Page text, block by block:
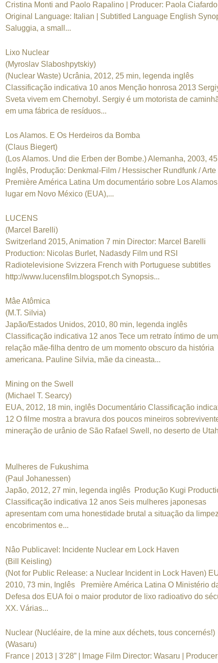
Cristina Monti and Paolo Rapalino | Producer: Paola
Original Language: Italian | Subtitled Language English
Saluggia, a small...
Lixo Nuclear
(Myroslav Slaboshpytskiy)
(Nuclear Waste) Ucrânia, 2012, 25 min, legenda inglês
Classificação indicativa 10 anos Menção honrosa 2013
Sveta vivem em Chernobyl. Sergiy é um motorista de
em uma fábrica de resíduos...
Los Alamos. E Os Herdeiros da Bomba
(Claus Biegert)
(Los Alamos. Und die Erben der Bombe.) Alemanha, 2003,
Inglês, Produção: Denkmal-Film / Hessischer Rundfunk / Arte
Première América Latina Um documentário sobre Los
lugar em Novo México (EUA),...
LUCENS
(Marcel Barelli)
Switzerland 2015, Animation 7 min Director: Marcel Barelli
Production: Nicolas Burlet, Nadasdy Film und RSI
Radiotelevisione Svizzera French with Portuguese subtitles
http://www.lucensfilm.blogspot.ch Synopsis...
Mâe Atômica
(M.T. Silvia)
Japão/Estados Unidos, 2010, 80 min, legenda inglês
Classificação indicativa 12 anos Tece um retrato íntimo de
relação mãe-filha dentro de um momento obscuro da história
americana. Pauline Silvia, mãe da cineasta...
Mining on the Swell
(Michael T. Searcy)
EUA, 2012, 18 min, inglês Documentário Classificação
12 O filme mostra a bravura dos poucos mineiros
mineração de urânio de São Rafael Swell, no deserto de
Mulheres de Fukushima
(Paul Johanessen)
Japão, 2012, 27 min, legenda inglês Produção Kugi
Classificação indicativa 12 anos Seis mulheres japonesas
apresentam com uma honestidade brutal a situação da
encobrimentos e...
Nâo Publicavel: Incidente Nuclear em Lock Haven
(Bill Keisling)
(Not for Public Release: a Nuclear Incident in Lock Haven)
2010, 73 min, Inglês Première América Latina O Ministério
Defesa dos EUA foi o maior produtor de lixo radioativo do
XX. Várias...
Nuclear (Nucléaire, de la mine aux déchets, tous concernés!)
(Wasaru)
France | 2013 | 3’28” | Image Film Director: Wasaru |